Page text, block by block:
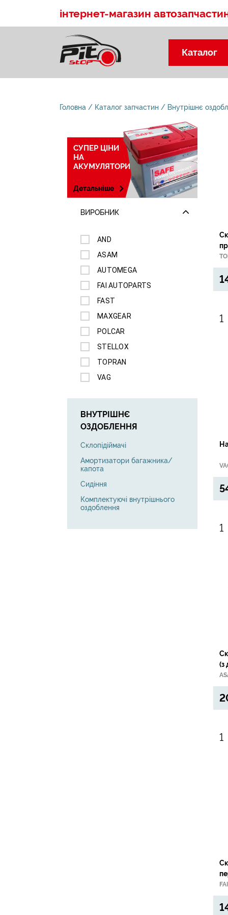
інтернет-магазин
Каталог
Головна Каталог запчастин Внутрішнє
СУПЕР ЦІНИ
НА
АКУМУЛЯТОРИ
Детальніше
ВИРОБНИК
AND
ASAM
AUTOMEGA
FAI AUTOPARTS
FAST
MAXGEAR
POLCAR
STELLOX
TOPRAN
VAG
ВНУТРІШНЄ
ОЗДОБЛЕННЯ
Склопідіймачі
Амортизатори багажника/
капота
Сидіння
Комплектуючі внутрішнього
оздоблення
(з